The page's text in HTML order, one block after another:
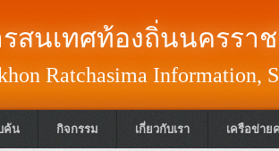
รสนเทศท้องถิ่นนครรา
Ratchasima Information,
ค้น กิจกรรม เกี่ยวกับเรา เครือข่าย